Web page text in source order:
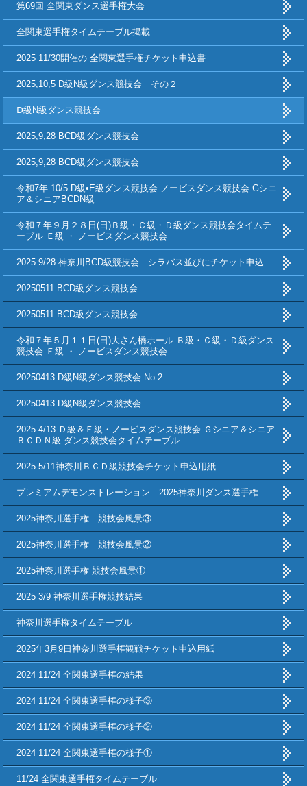
第69回 全関東ダンス選手権大会
全関東選手権タイムテーブル掲載
2025 11/30開催の 全関東選手権チケット申込書
2025,10,5 D級N級ダンス競技会 その２
Ⅾ級N級ダンス競技会
2025,9,28 BCD級ダンス競技会
2025,9,28 BCD級ダンス競技会
令和7年 10/5 D級•E級ダンス競技会 ノービスダンス競技会 Gシニ
ア＆シニアBCDN級
令和７年９月２８日(日)Ｂ級・Ｃ級・Ｄ級ダンス競技会タイムテ
ーブル Ｅ級 ・ ノービスダンス競技会
2025 9/28 神奈川BCD級競技会 シラバス並びにチケット申込
20250511 BCD級ダンス競技会
20250511 BCD級ダンス競技会
令和７年５月１１日(日)大さん橋ホール Ｂ級・Ｃ級・Ｄ級ダンス
競技会 Ｅ級 ・ ノービスダンス競技会
20250413 D級N級ダンス競技会 No.2
20250413 D級N級ダンス競技会
2025 4/13 Ｄ級＆Ｅ級・ノービスダンス競技会 Ｇシニア＆シニア
ＢＣＤＮ級 ダンス競技会タイムテーブル
2025 5/11神奈川ＢＣＤ級競技会チケット申込用紙
プレミアムデモンストレーション 2025神奈川ダンス選手権
2025神奈川選手権 競技会風景③
2025神奈川選手権 競技会風景②
2025神奈川選手権 競技会風景①
2025 3/9 神奈川選手権競技結果
神奈川選手権タイムテーブル
2025年3月9日神奈川選手権観戦チケット申込用紙
2024 11/24 全関東選手権の結果
2024 11/24 全関東選手権の様子③
2024 11/24 全関東選手権の様子②
2024 11/24 全関東選手権の様子①
11/24 全関東選手権タイムテーブル